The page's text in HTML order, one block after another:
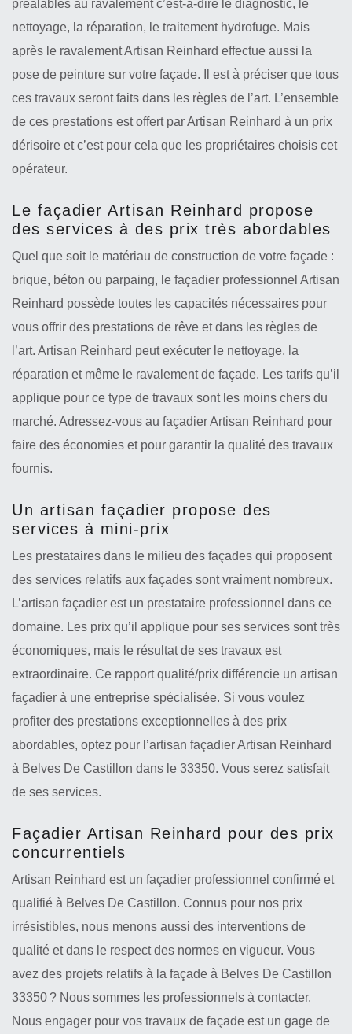
préalables au ravalement c’est-à-dire le diagnostic, le
nettoyage, la réparation, le traitement hydrofuge. Mais
après le ravalement Artisan Reinhard effectue aussi la
pose de peinture sur votre façade. Il est à préciser que tous
ces travaux seront faits dans les règles de l’art. L’ensemble
de ces prestations est offert par Artisan Reinhard à un prix
dérisoire et c’est pour cela que les propriétaires choisis cet
opérateur.
Le façadier Artisan Reinhard propose
des services à des prix très abordables
Quel que soit le matériau de construction de votre façade :
brique, béton ou parpaing, le façadier professionnel Artisan
Reinhard possède toutes les capacités nécessaires pour
vous offrir des prestations de rêve et dans les règles de
l’art. Artisan Reinhard peut exécuter le nettoyage, la
réparation et même le ravalement de façade. Les tarifs qu’il
applique pour ce type de travaux sont les moins chers du
marché. Adressez-vous au façadier Artisan Reinhard pour
faire des économies et pour garantir la qualité des travaux
fournis.
Un artisan façadier propose des
services à mini-prix
Les prestataires dans le milieu des façades qui proposent
des services relatifs aux façades sont vraiment nombreux.
L’artisan façadier est un prestataire professionnel dans ce
domaine. Les prix qu’il applique pour ses services sont très
économiques, mais le résultat de ses travaux est
extraordinaire. Ce rapport qualité/prix différencie un artisan
façadier à une entreprise spécialisée. Si vous voulez
profiter des prestations exceptionnelles à des prix
abordables, optez pour l’artisan façadier Artisan Reinhard
à Belves De Castillon dans le 33350. Vous serez satisfait
de ses services.
Façadier Artisan Reinhard pour des prix
concurrentiels
Artisan Reinhard est un façadier professionnel confirmé et
qualifié à Belves De Castillon. Connus pour nos prix
irrésistibles, nous menons aussi des interventions de
qualité et dans le respect des normes en vigueur. Vous
avez des projets relatifs à la façade à Belves De Castillon
33350 ? Nous sommes les professionnels à contacter.
Nous engager pour vos travaux de façade est un gage de